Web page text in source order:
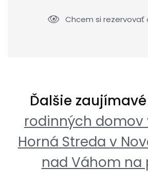
Chcem si rezervovať
Ďalšie
rodinných domov
Horná Streda v
nad Váhom na